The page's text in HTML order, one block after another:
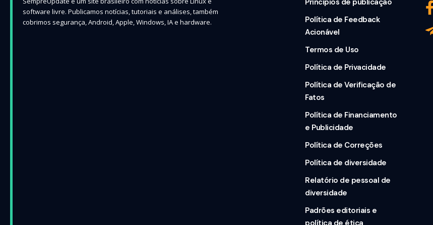
software livre. Publicamos notícias, tutoriais e análises, também
cobrimos segurança, Android, Apple, Windows, IA e hardware.
Política de Feedback
Acionável
Termos de Uso
Política de Privacidade
Política de Verificação de
Fatos
Política de Financiamento
e Publicidade
Política de Correções
Política de diversidade
Relatório de pessoal de
diversidade
Padrões editoriais e
política de ética